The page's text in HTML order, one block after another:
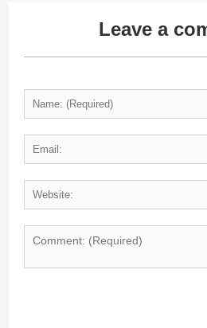
Leave a